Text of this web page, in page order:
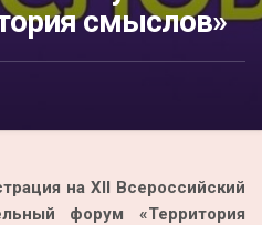
смыслов»
на XII Всероссийский
форум «Территория